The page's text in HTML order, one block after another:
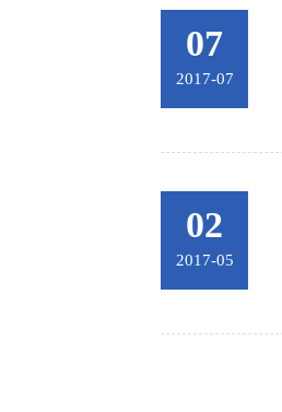
07
2017-07
02
2017-05